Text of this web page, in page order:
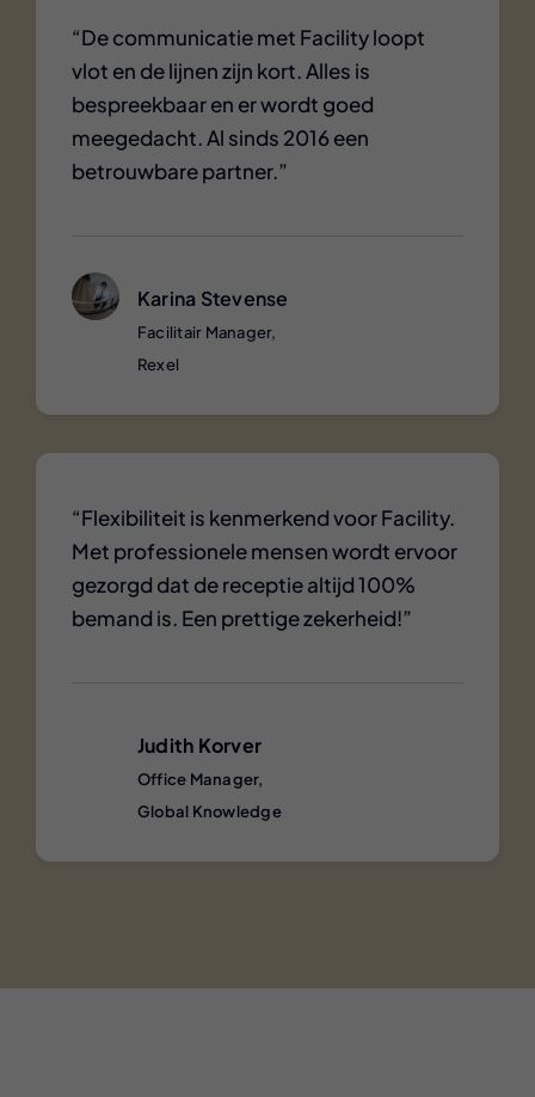
“De communicatie met Facility loopt
vlot en de lijnen zijn kort. Alles is
bespreekbaar en er wordt goed
meegedacht. Al sinds 2016 een
betrouwbare partner.”
Karina Stevense
Facilitair Manager,
Rexel
“Flexibiliteit is kenmerkend voor Facility.
Met professionele mensen wordt ervoor
gezorgd dat de receptie altijd 100%
bemand is. Een prettige zekerheid!”
Judith Korver
Office Manager,
Global Knowledge